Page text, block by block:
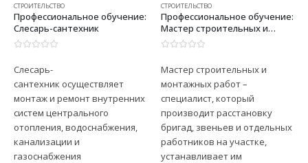
СТРОИТЕЛЬСТВО
Профессиональное обучение:
Слесарь-сантехник
Слесарь-
сантехник осуществляет
монтаж и ремонт внутренних
систем центрального
отопления, водоснабжения,
канализации и
газоснабжения
СТРОИТЕЛЬСТВО
Профессиональное обучение:
Мастер строительных и
монтажных работ
Мастер строительных и
монтажных работ –
специалист, который
производит расстановку
бригад, звеньев и отдельных
работников на участке,
устанавливает им